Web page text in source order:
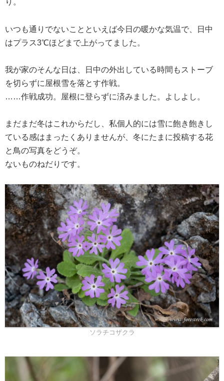
り。
いつも通りでないことといえば今日の暖かな気温で、日中
はプラス3℃ほどまで上がってました。
我が家のそんな日は、日中の外出している時間もストーブ
を切らずに屋根雪を落とす作戦。
……作戦成功。屋根に登らずに済みました。よしよし。
まだまだ冬はこれからだし、私個人的には雪に飽き飽きし
ている感はまったくありませんが、冬にたまに投稿する花
と鳥の写真をどうぞ。
ないものねだりです。
ソラチコザクラ